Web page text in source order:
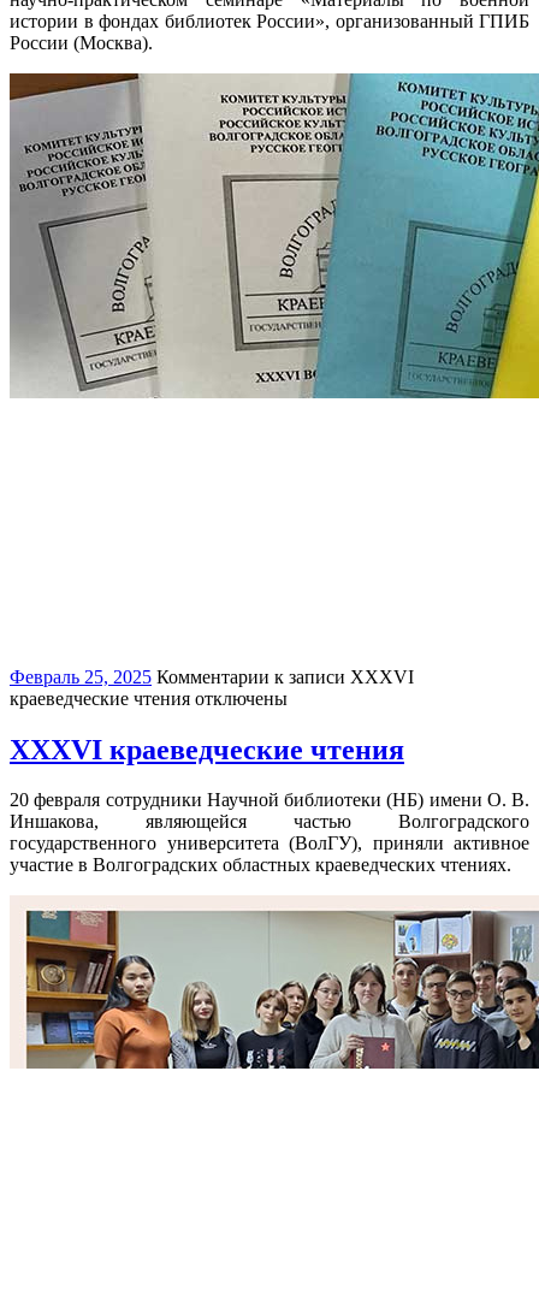
истории в фондах библиотек России», организованный ГПИБ
России (Москва).
Февраль 25, 2025 Комментарии к записи XXXVI
краеведческие чтения отключены
XXXVI краеведческие чтения
20 февраля сотрудники Научной библиотеки (НБ) имени О. В.
Иншакова, являющейся частью Волгоградского
государственного университета (ВолГУ), приняли активное
участие в Волгоградских областных краеведческих чтениях.